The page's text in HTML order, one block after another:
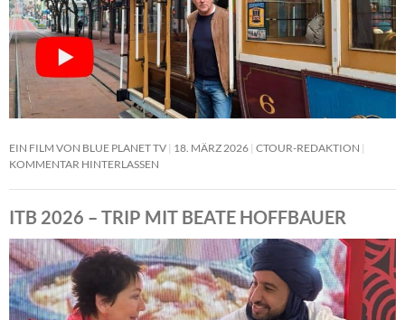
EIN FILM VON BLUE PLANET TV 18. MÄRZ 2026 CTOUR-REDAKTION
KOMMENTAR HINTERLASSEN
ITB 2026 – TRIP MIT BEATE HOFFBAUER